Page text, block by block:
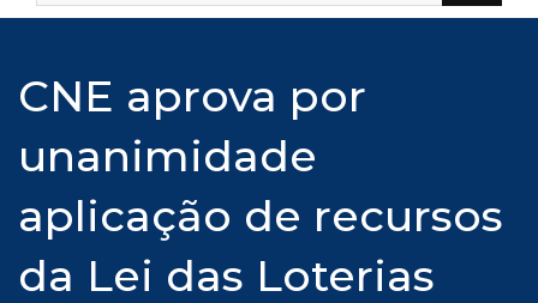
CNE aprova por
unanimidade
aplicação de recursos
da Lei das Loterias